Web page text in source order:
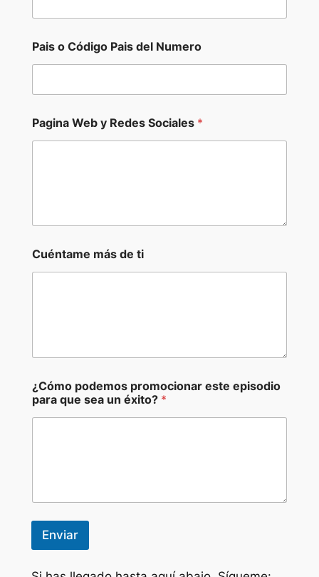
Pais o Código Pais del Numero
Pagina Web y Redes Sociales *
Cuéntame más de ti
¿Cómo podemos promocionar este episodio
para que sea un éxito? *
Enviar